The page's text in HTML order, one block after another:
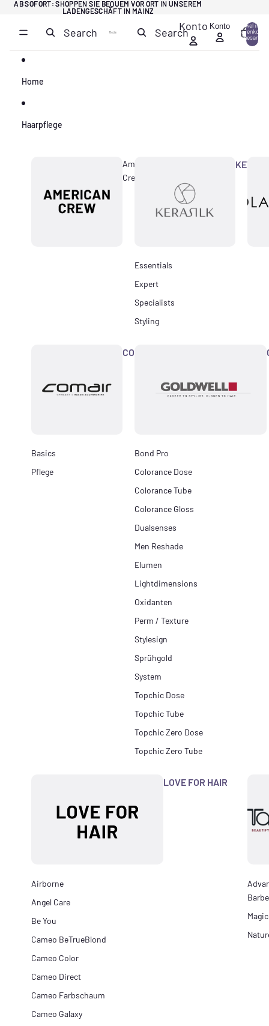
AB SOFORT: SHOPPEN SIE BEQUEM VOR ORT IN UNSEREM
LADENGESCHÄFT IN MAINZ
AB SOFORT: SHOPPEN SIE BEQUEM VOR ORT IN UNSEREM
LADENGESCHÄFT IN MAINZ
Search SearchKonto Konto
Artikel im
Warenkorb
insgesamt:
Home
Haarpflege
American
Crew
Essentials
Expert
Specialists
Styling
COMAIR
Basics
Pflege
Bond Pro
Colorance Dose
Colorance Tube
Colorance Gloss
Dualsenses
Men Reshade
Elumen
Lightdimensions
Oxidanten
Perm / Texture
Stylesign
Sprühgold
System
Topchic Dose
Topchic Tube
Topchic Zero Dose
Topchic Zero Tube
LOVE FOR HAIR
Airborne
Angel Care
Be You
Cameo BeTrueBlond
Cameo Color
Cameo Direct
Cameo Farbschaum
Cameo Galaxy